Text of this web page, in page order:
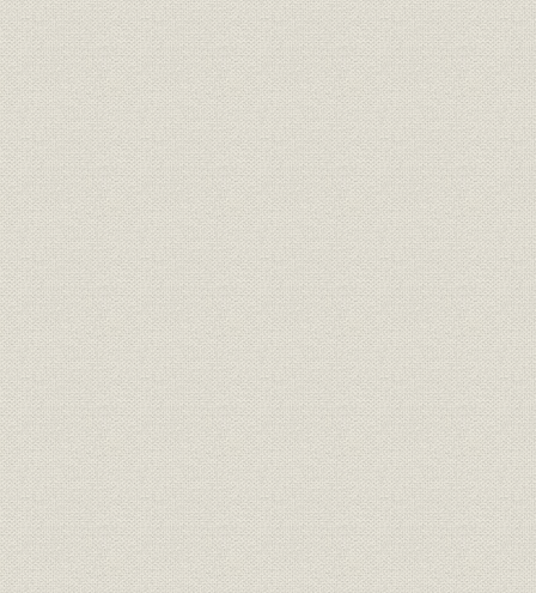
沿革;設備 麻里布製油所の近代化・高度化
昭和26年
(1993年)9